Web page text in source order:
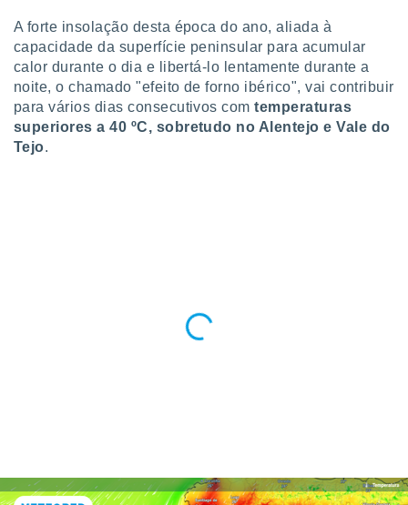
possam
seus
com
qual se
tal,
seu
para
A forte insolação desta época do ano, aliada à
capacidade da superfície peninsular para acumular
calor durante o dia e libertá-lo lentamente durante a
noite, o chamado "efeito de forno ibérico", vai contribuir
para vários dias consecutivos com temperaturas
superiores a 40 ºC, sobretudo no Alentejo e Vale do
Tejo.